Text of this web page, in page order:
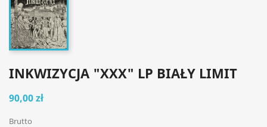
INKWIZYCJA "XXX" LP BIAŁY LIMIT
90,00 zł
Brutto